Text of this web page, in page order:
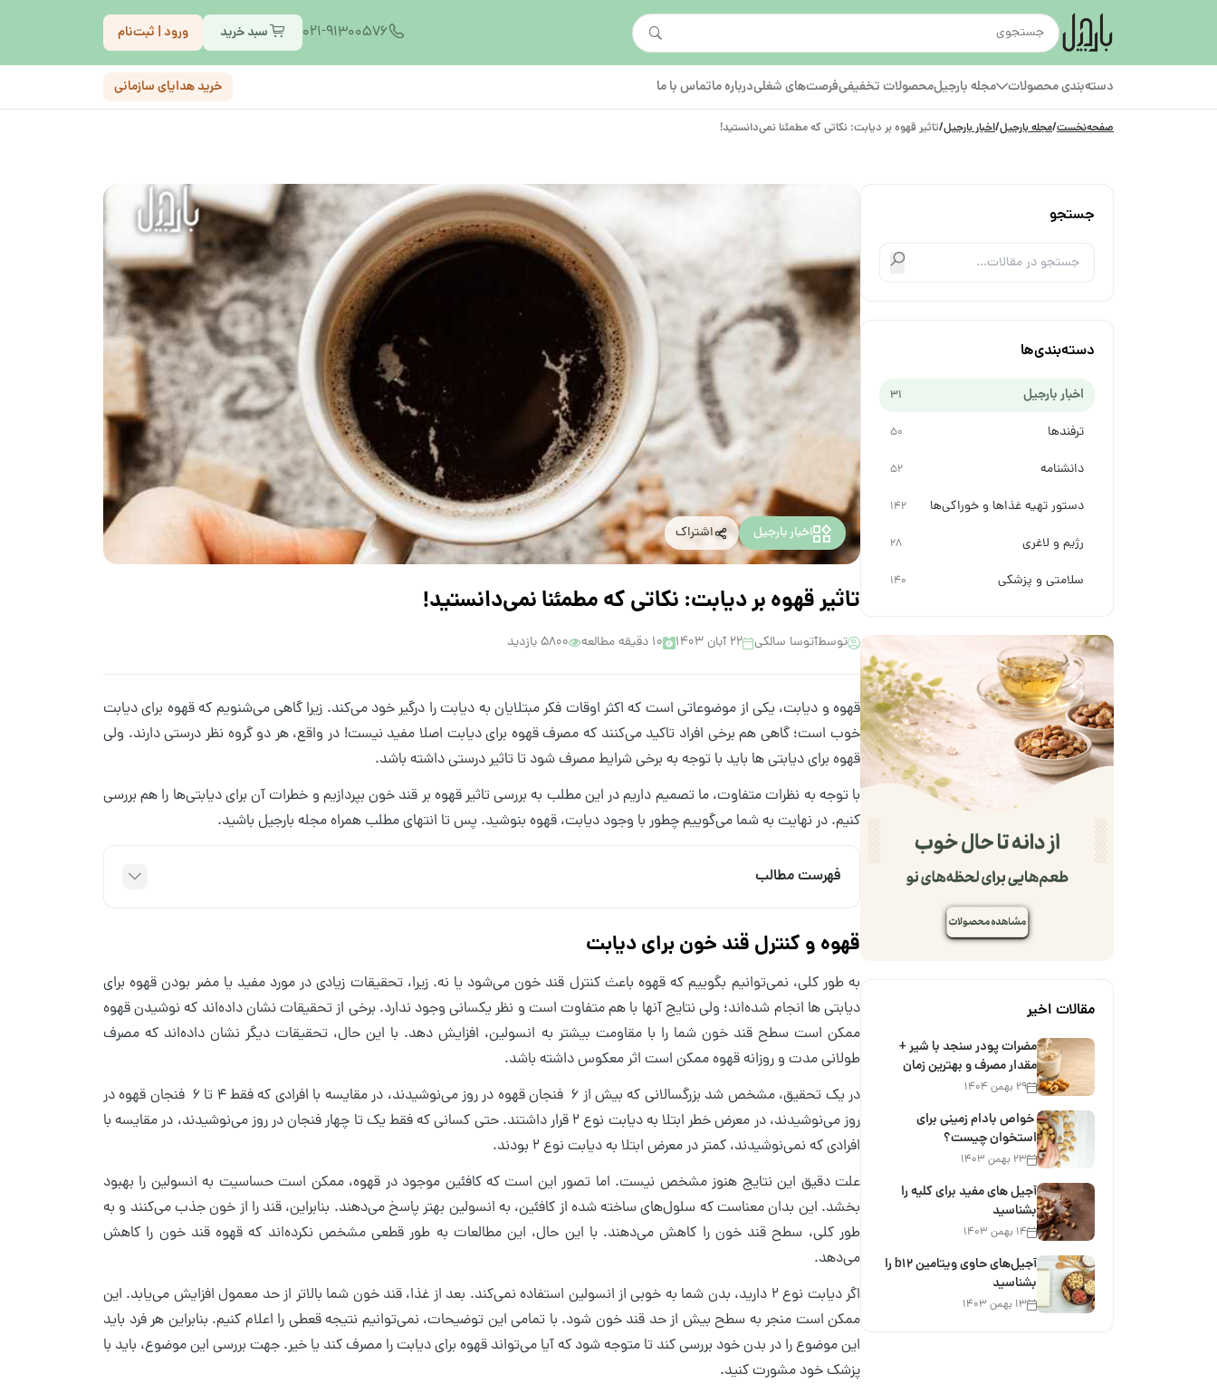
021-91300576 سبد خرید ورود | ثبت‌نام
دسته‌بندی محصولات مجله بارجیلمحصولات تخفیفیفرصت‌های شغلیدرباره ماتماس با ما خرید هدایای سازمانی
صفحه‌نخست/مجله بارجیل/اخبار بارجیل/تاثیر قهوه بر دیابت: نکاتی که مطمئنا نمی‌دانستید!
اخبار بارجیل اشتراک
تاثیر قهوه بر دیابت: نکاتی که مطمئنا نمی‌دانستید!
توسطآتوسا سالکی ۲۲ آبان ۱۴۰۳ 10 دقیقه مطالعه 5800 بازدید
قهوه و دیابت، یکی از موضوعاتی است که اکثر اوقات فکر مبتلایان به دیابت را درگیر خود می‌کند. زیرا گاهی می‌شنویم که قهوه برای دیابت
خوب است؛ گاهی هم برخی افراد تاکید می‌کنند که مصرف قهوه برای دیابت اصلا مفید نیست! در واقع، هر دو گروه نظر درستی دارند. ولی
قهوه برای دیابتی ها باید با توجه به برخی شرایط مصرف شود تا تاثیر درستی داشته باشد.
با توجه به نظرات متفاوت، ما تصمیم داریم در این مطلب به بررسی تاثیر قهوه بر قند خون بپردازیم و خطرات آن برای دیابتی‌ها را هم بررسی
کنیم. در نهایت به شما می‌گوییم چطور با وجود دیابت، قهوه بنوشید. پس تا انتهای مطلب همراه مجله بارجیل باشید.
فهرست مطالب
قهوه و کنترل قند خون برای دیابت
به طور کلی، نمی‌توانیم بگوییم که قهوه باعث کنترل قند خون می‌شود یا نه. زیرا، تحقیقات زیادی در مورد مفید یا مضر بودن قهوه برای
دیابتی ها انجام شده‌اند؛ ولی نتایج آنها با هم متفاوت است و نظر یکسانی وجود ندارد. برخی از تحقیقات نشان داده‌اند که نوشیدن قهوه
ممکن است سطح قند خون شما را با مقاومت بیشتر به انسولین، افزایش دهد. با این حال، تحقیقات دیگر نشان داده‌اند که مصرف
طولانی مدت و روزانه قهوه ممکن است اثر معکوس داشته باشد.
در یک تحقیق، مشخص شد بزرگسالانی که بیش از 6 فنجان قهوه در روز می‌نوشیدند، در مقایسه با افرادی که فقط 4 تا 6 فنجان قهوه در
روز می‌نوشیدند، در معرض خطر ابتلا به دیابت نوع 2 قرار داشتند. حتی کسانی که فقط یک تا چهار فنجان در روز می‌نوشیدند، در مقایسه با
افرادی که نمی‌نوشیدند، کمتر در معرض ابتلا به دیابت نوع 2 بودند.
علت دقیق این نتایج هنوز مشخص نیست. اما تصور این است که کافئین موجود در قهوه، ممکن است حساسیت به انسولین را بهبود
بخشد. این بدان معناست که سلول‌های ساخته شده از کافئین، به انسولین بهتر پاسخ می‌دهند. بنابراین، قند را از خون جذب می‌کنند و به
طور کلی، سطح قند خون را کاهش می‌دهند. با این حال، این مطالعات به طور قطعی مشخص نکرده‌اند که قهوه قند خون را کاهش
می‌دهد.
اگر دیابت نوع 2 دارید، بدن شما به خوبی از انسولین استفاده نمی‌کند. بعد از غذا، قند خون شما بالاتر از حد معمول افزایش می‌یابد. این
ممکن است منجر به سطح بیش از حد قند خون شود. با تمامی این توضیحات، نمی‌توانیم نتیجه قعطی را اعلام کنیم. بنابراین هر فرد باید
این موضوع را در بدن خود بررسی کند تا متوجه شود که آیا می‌تواند قهوه برای دیابت را مصرف کند یا خیر. جهت بررسی این موضوع، باید با
پزشک خود مشورت کنید.
جستجو
دسته‌بندی‌ها
اخبار بارجیل 31
ترفندها 50
دانشنامه 52
دستور تهیه غذاها و خوراکی‌ها 142
رژیم و لاغری 28
سلامتی و پزشکی 140
مقالات اخیر
مضرات پودر سنجد با شیر +
مقدار مصرف و بهترین زمان
۲۹ بهمن ۱۴۰۴
خواص بادام زمینی برای
استخوان چیست؟
۲۳ بهمن ۱۴۰۳
آجیل های مفید برای کلیه را
بشناسید
۱۴ بهمن ۱۴۰۳
آجیل‌های حاوی ویتامین b12 را
بشناسید
۱۳ بهمن ۱۴۰۳